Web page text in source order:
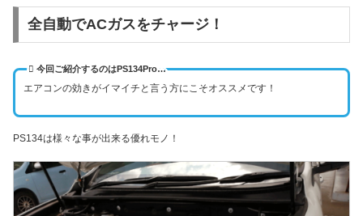
全自動でACガスをチャージ！
今回ご紹介するのはPS134Pro…
エアコンの効きがイマイチと言う方にこそオススメです！
PS134は様々な事が出来る優れモノ！